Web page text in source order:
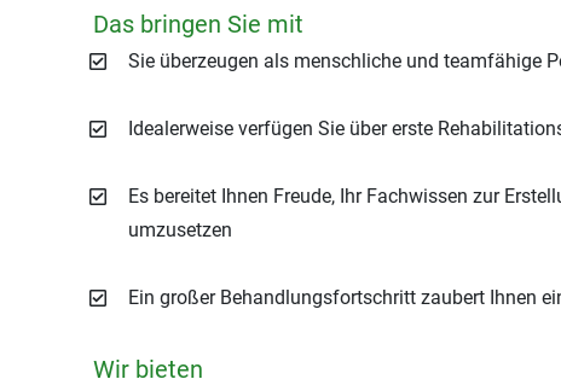
Das bringen Sie mit
Sie überzeugen als menschliche und teamfähige
Idealerweise verfügen Sie über erste
Es bereitet Ihnen Freude, Ihr Fachwissen zur
umzusetzen
Ein großer Behandlungsfortschritt zaubert Ihnen
Wir bieten